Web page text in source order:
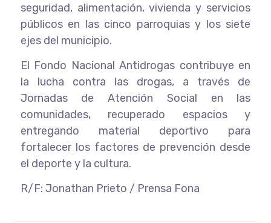
seguridad, alimentación, vivienda y servicios
públicos en las cinco parroquias y los siete
ejes del municipio.
El Fondo Nacional Antidrogas contribuye en
la lucha contra las drogas, a través de
Jornadas de Atención Social en las
comunidades, recuperado espacios y
entregando material deportivo para
fortalecer los factores de prevención desde
el deporte y la cultura.
R/F: Jonathan Prieto / Prensa Fona